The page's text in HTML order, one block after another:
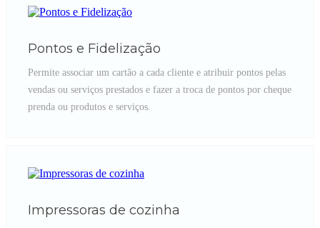
Pontos e Fidelização
Permite associar um cartão a cada cliente e atribuir pontos pelas
vendas ou serviços prestados e fazer a troca de pontos por cheque
prenda ou produtos e serviços.
Impressoras de cozinha